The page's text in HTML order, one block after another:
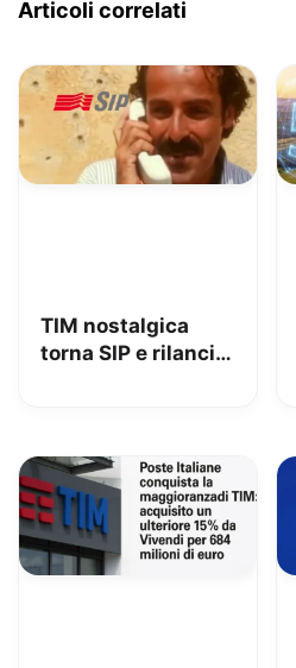
Articoli correlati
TIM nostalgica
torna SIP e rilancia